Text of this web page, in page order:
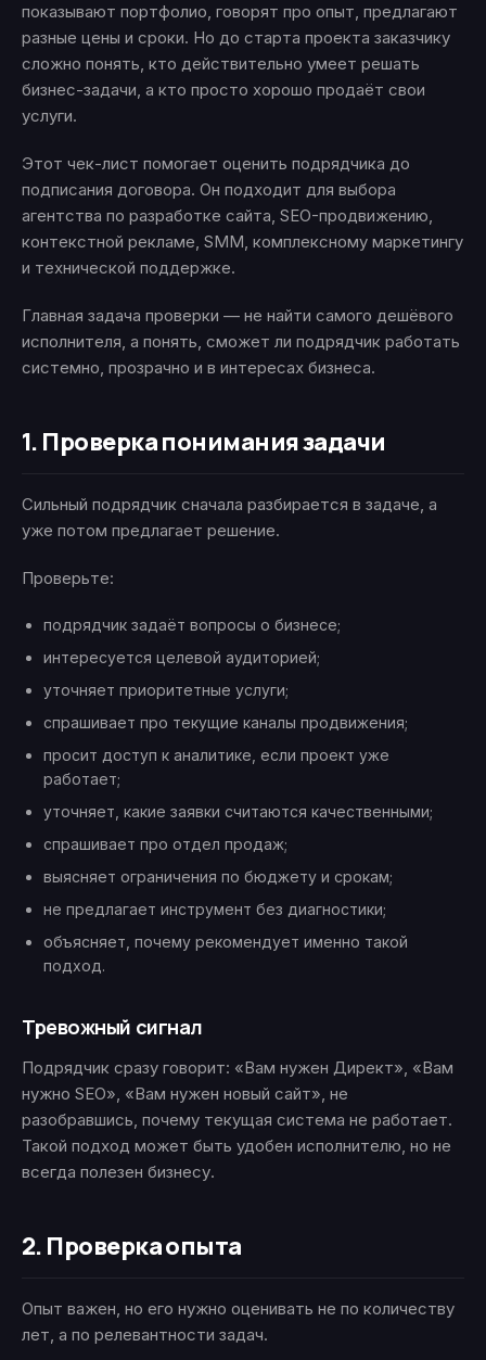
показывают портфолио, говорят про опыт, предлагают
разные цены и сроки. Но до старта проекта заказчику
сложно понять, кто действительно умеет решать
бизнес-задачи, а кто просто хорошо продаёт свои
услуги.
Этот чек-лист помогает оценить подрядчика до
подписания договора. Он подходит для выбора
агентства по разработке сайта, SEO-продвижению,
контекстной рекламе, SMM, комплексному маркетингу
и технической поддержке.
Главная задача проверки — не найти самого дешёвого
исполнителя, а понять, сможет ли подрядчик работать
системно, прозрачно и в интересах бизнеса.
1. Проверка понимания задачи
Сильный подрядчик сначала разбирается в задаче, а
уже потом предлагает решение.
Проверьте:
подрядчик задаёт вопросы о бизнесе;
интересуется целевой аудиторией;
уточняет приоритетные услуги;
спрашивает про текущие каналы продвижения;
просит доступ к аналитике, если проект уже
работает;
уточняет, какие заявки считаются качественными;
спрашивает про отдел продаж;
выясняет ограничения по бюджету и срокам;
не предлагает инструмент без диагностики;
объясняет, почему рекомендует именно такой
подход.
Тревожный сигнал
Подрядчик сразу говорит: «Вам нужен Директ», «Вам
нужно SEO», «Вам нужен новый сайт», не
разобравшись, почему текущая система не работает.
Такой подход может быть удобен исполнителю, но не
всегда полезен бизнесу.
2. Проверка опыта
Опыт важен, но его нужно оценивать не по количеству
лет, а по релевантности задач.